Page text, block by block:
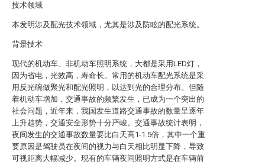
技术领域
本发明涉及配光技术领域，尤其是涉及防眩的配光系统。
背景技术
现代的机动车、非机动车照明系统，大都是采用LED灯，
因为省电，光效高，寿命长。常用的机动车配光系统是采
用反光碗做聚光和配光照明，以达到光的合理分布。但随
着机动车增加，交通事故的频繁发生，已成为一个突出的
社会问题，近年来，我国发生道路交通事故的数量呈逐年
上升趋势，交通安全形势十分严峻。交通事故统计表明，
夜间发生的交通事故数量要比白天高1-1.5倍，其中一个重
要原因是驾驶员在夜间的视力与白天相比明显下降，导致
可视距离大幅减少。现有的车辆夜间照明方式是在车辆前